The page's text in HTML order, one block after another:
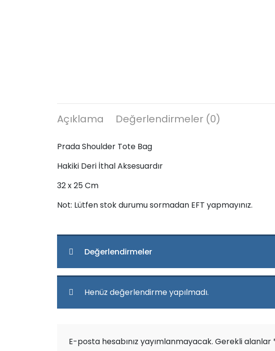
Açıklama Değerlendirmeler (0)
Prada Shoulder Tote Bag
Hakiki Deri İthal Aksesuardır
32 x 25 Cm
Not: Lütfen stok durumu sormadan EFT yapmayınız.
Değerlendirmeler
Henüz değerlendirme yapılmadı.
E-posta hesabınız yayımlanmayacak. Gerekli alanlar